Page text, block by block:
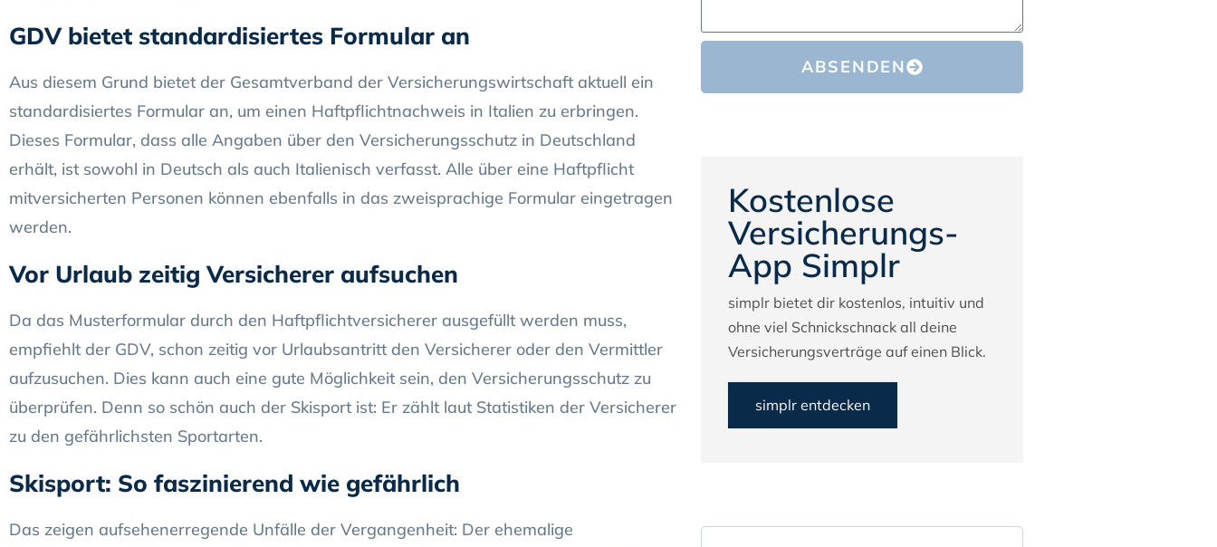
GDV bietet standardisiertes Formular an
Aus diesem Grund bietet der Gesamtverband der Versicherungswirtschaft aktuell ein
standardisiertes Formular an, um einen Haftpflichtnachweis in Italien zu erbringen.
Dieses Formular, dass alle Angaben über den Versicherungsschutz in Deutschland
erhält, ist sowohl in Deutsch als auch Italienisch verfasst. Alle über eine Haftpflicht
mitversicherten Personen können ebenfalls in das zweisprachige Formular eingetragen
werden.
Vor Urlaub zeitig Versicherer aufsuchen
Da das Musterformular durch den Haftpflichtversicherer ausgefüllt werden muss,
empfiehlt der GDV, schon zeitig vor Urlaubsantritt den Versicherer oder den Vermittler
aufzusuchen. Dies kann auch eine gute Möglichkeit sein, den Versicherungsschutz zu
überprüfen. Denn so schön auch der Skisport ist: Er zählt laut Statistiken der Versicherer
zu den gefährlichsten Sportarten.
Skisport: So faszinierend wie gefährlich
Das zeigen aufsehenerregende Unfälle der Vergangenheit: Der ehemalige
ABSENDEN
Kostenlose
Versicherungs-
App Simplr
simplr bietet dir kostenlos, intuitiv und
ohne viel Schnickschnack all deine
Versicherungsverträge auf einen Blick.
simplr entdecken